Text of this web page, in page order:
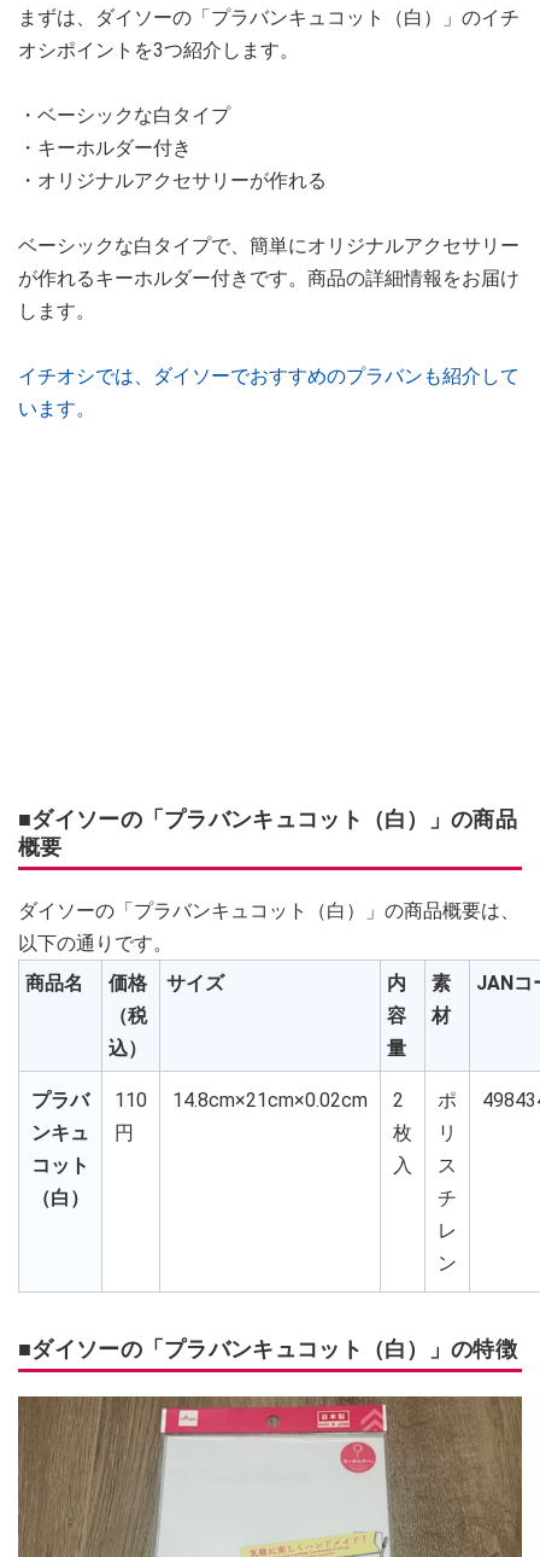
まずは、ダイソーの「プラバンキュコット（白）」のイチ
オシポイントを3つ紹介します。
・ベーシックな白タイプ
・キーホルダー付き
・オリジナルアクセサリーが作れる
ベーシックな白タイプで、簡単にオリジナルアクセサリー
が作れるキーホルダー付きです。商品の詳細情報をお届け
します。
イチオシでは、ダイソーでおすすめのプラバンも紹介して
います。
■ダイソーの「プラバンキュコット（白）」の商品
概要
ダイソーの「プラバンキュコット（白）」の商品概要は、
以下の通りです。
商品名
価格
（税
込）
サイズ
内
容
量
素
材
JANコ
プラバ
ンキュ
コット
（白）
110
円
14.8cm×21cm×0.02cm
2
枚
入
ポ
リ
ス
チ
レ
ン
■ダイソーの「プラバンキュコット（白）」の特徴